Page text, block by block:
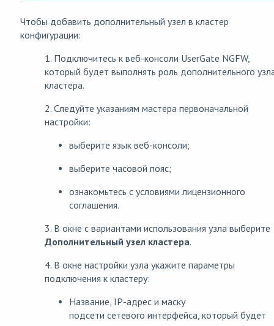
Чтобы добавить дополнительный узел в кластер
конфигурации:
1. Подключитесь к веб-консоли UserGate NGFW,
который будет выполнять роль дополнительного
кластера.
2. Следуйте указаниям мастера первоначальной
настройки:
выберите язык веб-консоли;
выберите часовой пояс;
ознакомьтесь с условиями лицензионного
соглашения.
3. В окне с вариантами использования узла выберите
Дополнительный узел кластера.
4. В окне настройки узла укажите параметры
подключения к кластеру:
Название, IP-адрес и маску
подсети сетевого интерфейса, который будет